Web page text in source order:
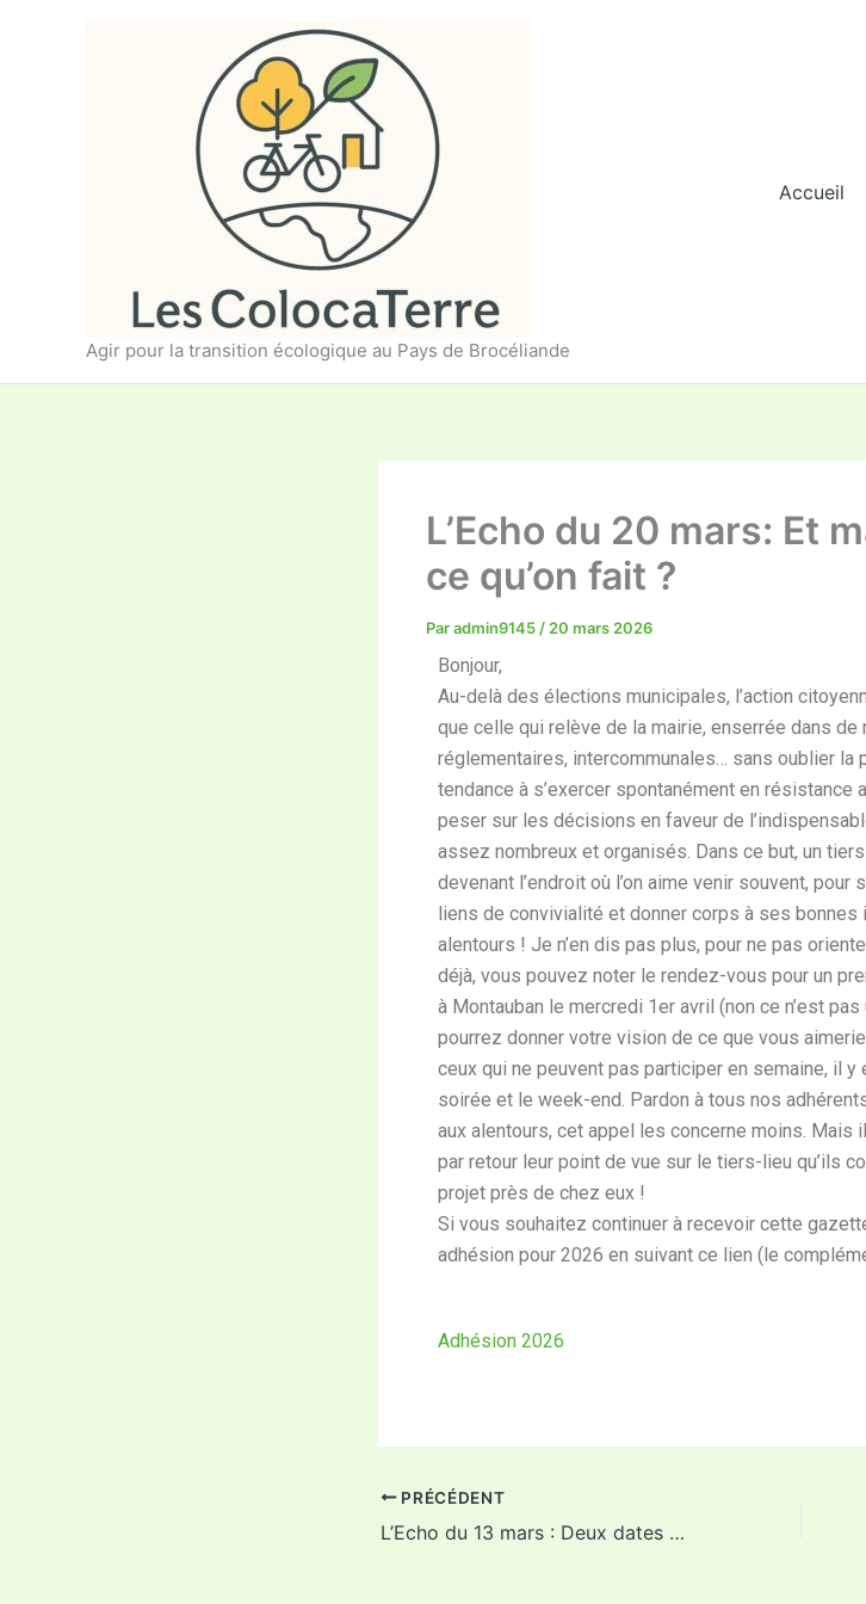
Agir pour la transition écologique au Pays de Brocéliande
Accueil
L’Echo du 20 mars: Et
ce qu’on fait ?
Paradmin9145 / 20 mars 2026
Bonjour,
Au-delà des élections municipales, l’action
que celle qui relève de la mairie, enserrée dans
réglementaires, intercommunales… sans oublier la
tendance à s’exercer spontanément en résistance
peser sur les décisions en faveur de
assez nombreux et organisés. Dans ce but, un
devenant l’endroit où l’on aime venir souvent, pour
liens de convivialité et donner corps à ses bonnes
alentours ! Je n’en dis pas plus, pour ne pas
déjà, vous pouvez noter le rendez-vous pour un
à Montauban le mercredi 1er avril (non ce n’est
pourrez donner votre vision de ce que vous
ceux qui ne peuvent pas participer en semaine, il y
soirée et le week-end. Pardon à tous nos
aux alentours, cet appel les concerne moins. Mais
par retour leur point de vue sur le tiers-lieu qu’ils
projet près de chez eux !
Si vous souhaitez continuer à recevoir cette
adhésion pour 2026 en suivant ce lien (le
Adhésion 2026
PRÉCÉDENT
L’Echo du 13 mars : Deux dates marquantes